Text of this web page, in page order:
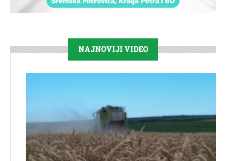
NAJNOVIJI VIDEO